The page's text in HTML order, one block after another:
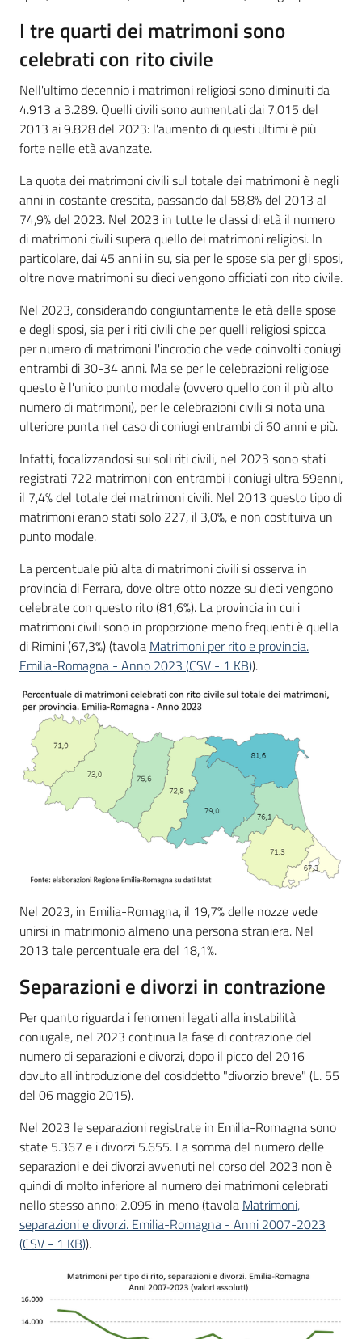
I tre quarti dei matrimoni sono
celebrati con rito civile
Nell'ultimo decennio i matrimoni religiosi sono diminuiti da
4.913 a 3.289. Quelli civili sono aumentati dai 7.015 del
2013 ai 9.828 del 2023: l'aumento di questi ultimi è più
forte nelle età avanzate.
La quota dei matrimoni civili sul totale dei matrimoni è negli
anni in costante crescita, passando dal 58,8% del 2013 al
74,9% del 2023. Nel 2023 in tutte le classi di età il numero
di matrimoni civili supera quello dei matrimoni religiosi. In
particolare, dai 45 anni in su, sia per le spose sia per gli sposi,
oltre nove matrimoni su dieci vengono officiati con rito civile.
Nel 2023, considerando congiuntamente le età delle spose
e degli sposi, sia per i riti civili che per quelli religiosi spicca
per numero di matrimoni l'incrocio che vede coinvolti coniugi
entrambi di 30-34 anni. Ma se per le celebrazioni religiose
questo è l'unico punto modale (ovvero quello con il più alto
numero di matrimoni), per le celebrazioni civili si nota una
ulteriore punta nel caso di coniugi entrambi di 60 anni e più.
Infatti, focalizzandosi sui soli riti civili, nel 2023 sono stati
registrati 722 matrimoni con entrambi i coniugi ultra 59enni,
il 7,4% del totale dei matrimoni civili. Nel 2013 questo tipo di
matrimoni erano stati solo 227, il 3,0%, e non costituiva un
punto modale.
La percentuale più alta di matrimoni civili si osserva in
provincia di Ferrara, dove oltre otto nozze su dieci vengono
celebrate con questo rito (81,6%). La provincia in cui i
matrimoni civili sono in proporzione meno frequenti è quella
di Rimini (67,3%) (tavola Matrimoni per rito e provincia.
Emilia-Romagna - Anno 2023 (CSV - 1 KB)).
Nel 2023, in Emilia-Romagna, il 19,7% delle nozze vede
unirsi in matrimonio almeno una persona straniera. Nel
2013 tale percentuale era del 18,1%.
Separazioni e divorzi in contrazione
Per quanto riguarda i fenomeni legati alla instabilità
coniugale, nel 2023 continua la fase di contrazione del
numero di separazioni e divorzi, dopo il picco del 2016
dovuto all'introduzione del cosiddetto "divorzio breve" (L. 55
del 06 maggio 2015).
Nel 2023 le separazioni registrate in Emilia-Romagna sono
state 5.367 e i divorzi 5.655. La somma del numero delle
separazioni e dei divorzi avvenuti nel corso del 2023 non è
quindi di molto inferiore al numero dei matrimoni celebrati
nello stesso anno: 2.095 in meno (tavola Matrimoni,
separazioni e divorzi. Emilia-Romagna - Anni 2007-2023
(CSV - 1 KB)).